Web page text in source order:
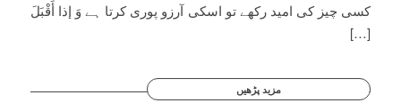
کسی چیز کی امید رکھے تو اسکی آرزو پوری کرتا ہے وَ إذا أَقْبَلَ
[…]
مزید پڑھیں